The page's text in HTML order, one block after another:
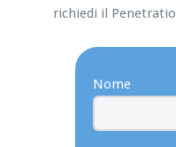
richiedi il
Nome